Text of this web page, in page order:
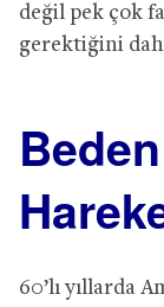
değil pek çok
gerektiğini
60’lı yıllarda